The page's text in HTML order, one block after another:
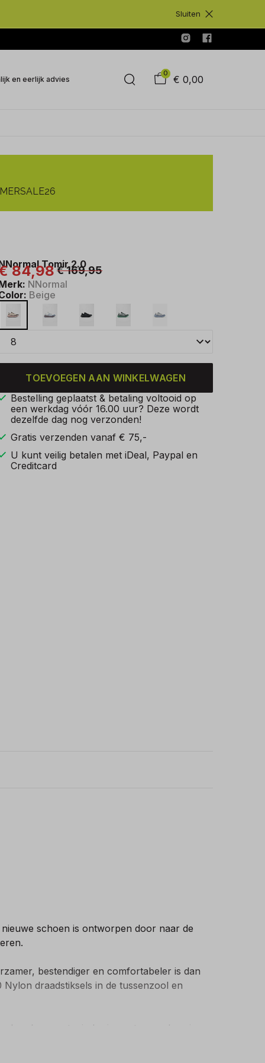
Sluiten
en eerlijk advies
0
€ 0,00
Tomir 2.0
84,98€ 169,95
NNormal
Beige
TOEVOEGEN AAN WINKELWAGEN
Bestelling geplaatst & betaling voltooid op
een werkdag vóór 16.00 uur? Deze wordt
dezelfde dag nog verzonden!
Gratis verzenden vanaf € 75,-
U kunt veilig betalen met iDeal, Paypal en
Creditcard
schoen is ontworpen door naar de
bestendiger en comfortabeler is dan
draadstiksels in de tussenzool en
loop met minder impact, waardoor je